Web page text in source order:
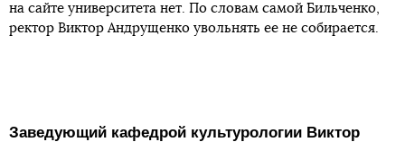
на сайте университета нет. По словам самой Бильченко,
ректор Виктор Андрущенко увольнять ее не собирается.
Заведующий кафедрой культурологии Виктор